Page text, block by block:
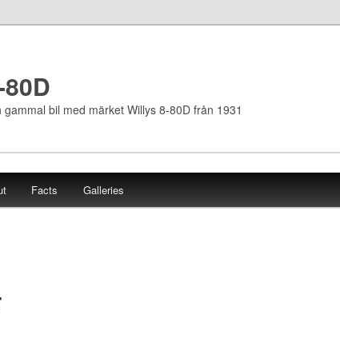
bil med märket Willys 8-80D från 1931
Facts Galleries